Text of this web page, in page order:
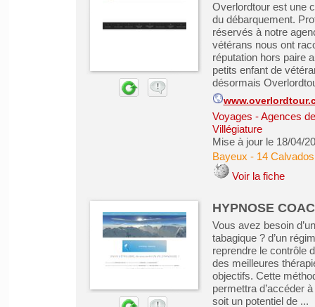
Overlordtour est une
du débarquement.
réservés à notre
vétérans nous ont
réputation hors paire
petits enfant de
désormais
Voyages - Agences
Villégiature
Mise à jour le 18/04/
Bayeux - 14 Calvados
Voir la fiche
HYPNOSE
Vous avez besoin
tabagique ? d’un
reprendre le contrôle
des meilleures
objectifs. Cette
permettra d’accéder
soit un potentiel de ...